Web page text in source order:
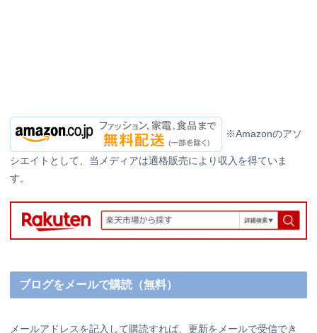
※Amazonのアソ
シエイトとして、当メディアは適格販売により収入を得ていま
す。
ブログをメールで購読（無料）
メールアドレスを記入して購読すれば、更新をメールで受信でき